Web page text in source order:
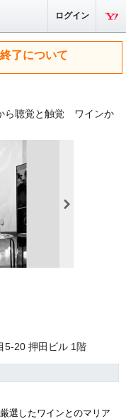
ログイン
了について
ら聴覚と触覚 ワインか
5-20 押田ビル 1階
選したワインとのマリア